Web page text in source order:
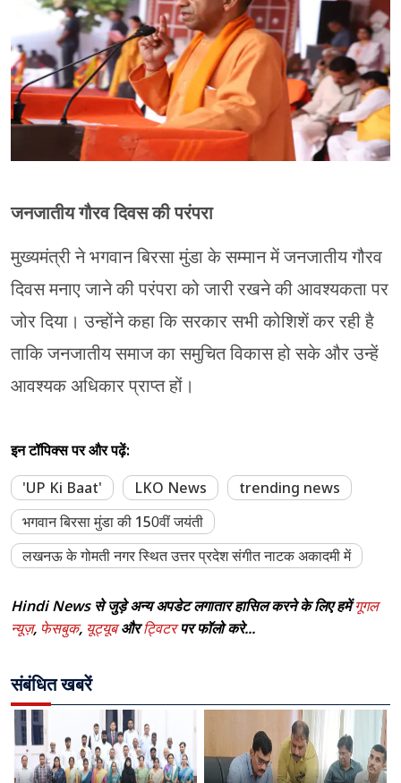
जनजातीय गौरव दिवस की परंपरा
मुख्यमंत्री ने भगवान बिरसा मुंडा के सम्मान में जनजातीय गौरव
दिवस मनाए जाने की परंपरा को जारी रखने की आवश्यकता पर
जोर दिया। उन्होंने कहा कि सरकार सभी कोशिशें कर रही है
ताकि जनजातीय समाज का समुचित विकास हो सके और उन्हें
आवश्यक अधिकार प्राप्त हों।
इन टॉपिक्स पर और पढ़ें:
'UP Ki Baat'
LKO News
trending news
भगवान बिरसा मुंडा की 150वीं जयंती
लखनऊ के गोमती नगर स्थित उत्तर प्रदेश संगीत नाटक अकादमी में
Hindi News से जुड़े अन्य अपडेट लगातार हासिल करने के लिए हमेंगूगल
न्यूज़, फेसबुक, यूट्यूबऔरट्विटरपर फॉलो करे...
संबंधित खबरें